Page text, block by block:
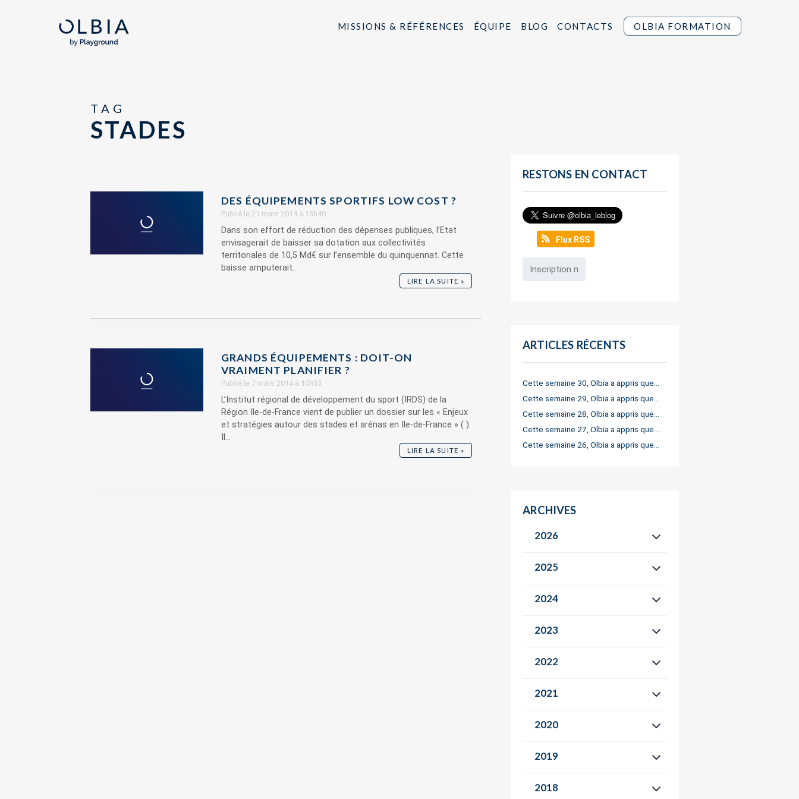
MISSIONS & RÉFÉRENCES ÉQUIPE BLOG CONTACTS OLBIA FORMATION
TAG
STADES
DES ÉQUIPEMENTS SPORTIFS LOW COST ?
Publié le 21 mars 2014 à 15h40
Dans son effort de réduction des dépenses publiques, l’Etat
envisagerait de baisser sa dotation aux collectivités
territoriales de 10,5 Md€ sur l’ensemble du quinquennat. Cette
baisse amputerait...
LIRE LA SUITE »
GRANDS ÉQUIPEMENTS : DOIT-ON
VRAIMENT PLANIFIER ?
Publié le 7 mars 2014 à 10h53
L’Institut régional de développement du sport (IRDS) de la
Région Ile-de-France vient de publier un dossier sur les « Enjeux
et stratégies autour des stades et arénas en Ile-de-France » ( ).
Il...
LIRE LA SUITE »
RESTONS EN CONTACT
Flux RSS
ARTICLES RÉCENTS
Cette semaine 30, Olbia a appris que…
Cette semaine 29, Olbia a appris que…
Cette semaine 28, Olbia a appris que…
Cette semaine 27, Olbia a appris que…
Cette semaine 26, Olbia a appris que…
ARCHIVES
2026
2025
2024
2023
2022
2021
2020
2019
2018